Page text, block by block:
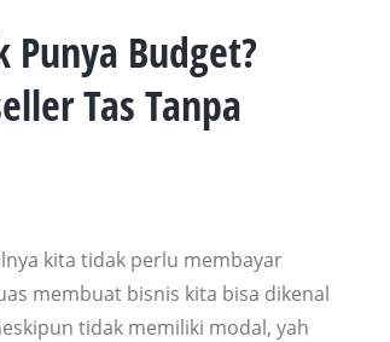
Punya Budget?
Tas Tanpa
kita tidak perlu membayar
membuat bisnis kita bisa dikenal
tidak memiliki modal, yah